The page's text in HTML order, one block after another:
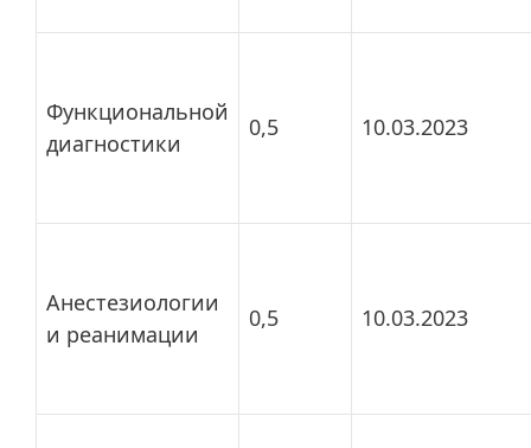
Функциональной
диагностики
0,5 10.03.2023
Анестезиологии
и реанимации
0,5 10.03.2023